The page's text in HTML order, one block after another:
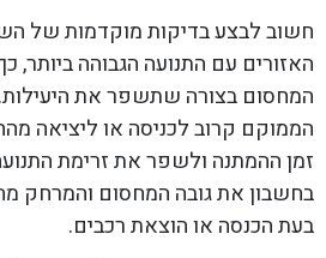
חשוב לבצע בדיקות מוקדמות של
האזורים עם התנועה הגבוהה ביותר,
המחסום בצורה שתשפר את
הממוקם קרוב לכניסה או ליציאה
זמן ההמתנה ולשפר את זרימת
בחשבון את גובה המחסום והמרחק
בעת הכנסה או הוצאת רכבים.